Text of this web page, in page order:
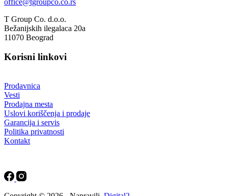
T Group Co. d.o.o.
Bežanijskih ilegalaca 20a
11070 Beograd
Korisni linkovi
Prodavnica
Vesti
Prodajna mesta
Uslovi koriščenja i prodaje
Garancija i servis
Politika privatnosti
Kontakt